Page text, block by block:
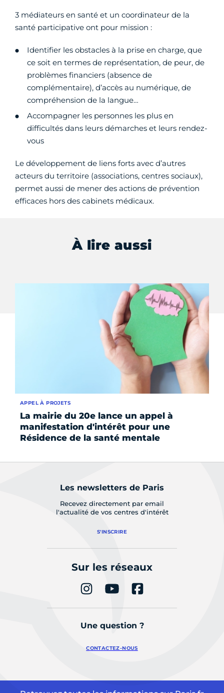
3 médiateurs en santé et un coordinateur de la
santé participative ont pour mission :
Identifier les obstacles à la prise en charge, que
ce soit en termes de représentation, de peur, de
problèmes financiers (absence de
complémentaire), d’accès au numérique, de
compréhension de la langue…
Accompagner les personnes les plus en
difficultés dans leurs démarches et leurs rendez-
vous
Le développement de liens forts avec d’autres
acteurs du territoire (associations, centres sociaux),
permet aussi de mener des actions de prévention
efficaces hors des cabinets médicaux.
À lire aussi
La mairie du 20e lance un appel à
manifestation d'intérêt pour une
Résidence de la santé mentale
APPEL À PROJETS
Les newsletters de Paris
Recevez directement par email
l'actualité de vos centres d'intérêt
S'INSCRIRE
Sur les réseaux
Une question ?
CONTACTEZ-NOUS